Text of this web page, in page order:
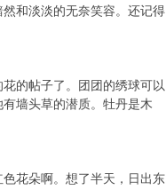
和淡淡的无奈笑容。还记得
的帖子了。团团的绣球可以
墙头草的潜质。牡丹是木
花朵啊。想了半天，日出东